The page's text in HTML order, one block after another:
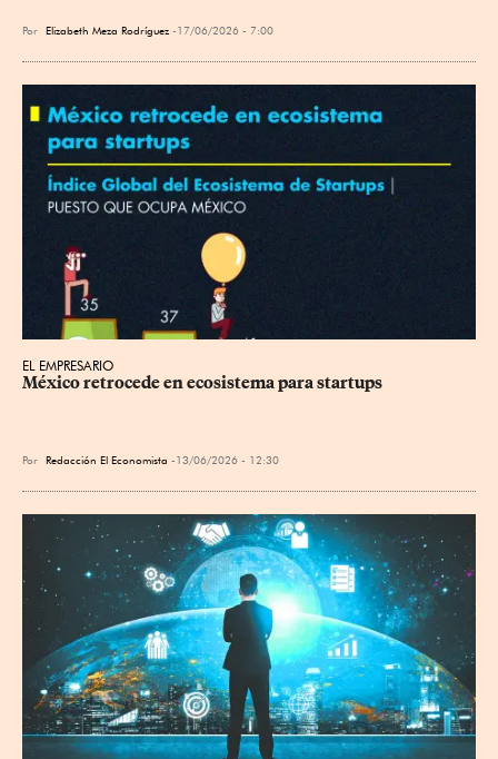
Por Elizabeth Meza Rodríguez 17/06/2026 - 7:00
EL EMPRESARIO
México retrocede en ecosistema para startups
Por Redacción El Economista 13/06/2026 - 12:30